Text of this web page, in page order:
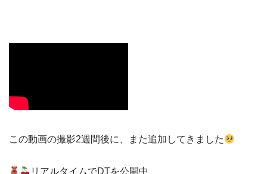
この動画の撮影2週間後に、また追加してきました
リアルタイムでDTを公開中